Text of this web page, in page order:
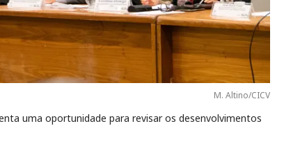
M. Altino/CICV
uma oportunidade para revisar os desenvolvimentos